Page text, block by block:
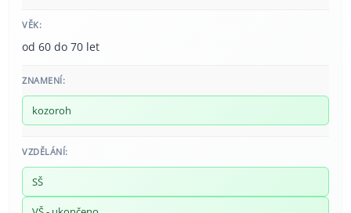
VĚK:
od 60 do 70 let
ZNAMENÍ:
kozoroh
VZDĚLÁNÍ:
SŠ